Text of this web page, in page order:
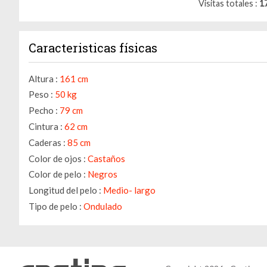
Visitas totales
Caracteristicas físicas
Altura : 161 cm
Peso : 50 kg
Pecho : 79 cm
Cintura : 62 cm
Caderas : 85 cm
Color de ojos : Castaños
Color de pelo : Negros
Longitud del pelo : Medio- largo
Tipo de pelo : Ondulado
Gestión de cookies
Utilizamos cookies para hacer que el sitio sea más fácil de usar
y mejorar el rendimiento y la seguridad del sitio web.
Medición de audiencia